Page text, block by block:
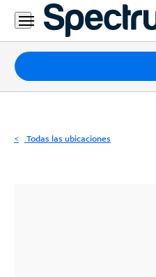
Residencial
Business
Paquetes
Internet
Todas las ubicaciones